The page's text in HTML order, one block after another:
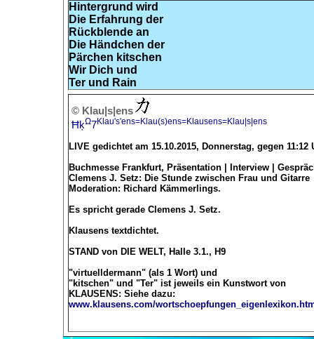
Hintergrund wird
Die Erfahrung der
Rückblende an
Die Händchen der
Pärchen kitschen
Wir Dich und
Ter und Rain
© Klau|s|ens
ĦķΩ7Klau's'ens=Klau(s)ens=Klausens=Klau|s|ens
LIVE gedichtet am 15.10.2015, Donnerstag, gegen 11:12
Buchmesse Frankfurt, Präsentation | Interview |
Clemens J. Setz: Die Stunde zwischen Frau und Gitarre
Moderation: Richard Kämmerlings.
Es spricht gerade Clemens J. Setz.
Klausens textdichtet.
STAND von DIE WELT, Halle 3.1., H9
"virtuelldermann" (als 1 Wort) und
"kitschen" und "Ter" ist jeweils ein Kunstwort von
KLAUSENS: Siehe dazu:
www.klausens.com/